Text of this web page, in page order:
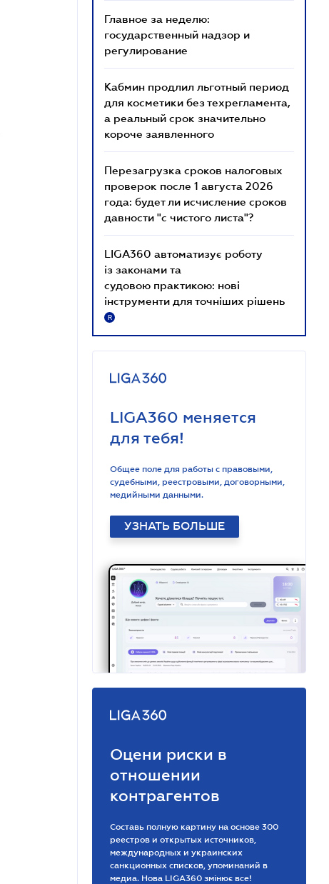
Главное за неделю:
государственный надзор и
регулирование
Кабмин продлил льготный период
для косметики без техрегламента,
а реальный срок значительно
короче заявленного
Перезагрузка сроков налоговых
проверок после 1 августа 2026
года: будет ли исчисление сроков
давности "с чистого листа"?
LIGA360 автоматизує роботу
із законами та
судовою практикою: нові
інструменти для точніших рішень
R
LIGA360 меняется
для тебя!
Общее поле для работы с правовыми,
судебными, реестровыми, договорными,
медийными данными.
УЗНАТЬ БОЛЬШЕ
Оцени риски в
отношении
контрагентов
Составь полную картину на основе 300
реестров и открытых источников,
международных и украинских
санкционных списков, упоминаний в
медиа. Нова LIGA360 змінює все!